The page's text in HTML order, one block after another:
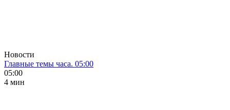
Новости
Главные темы часа. 05:00
05:00
4 мин